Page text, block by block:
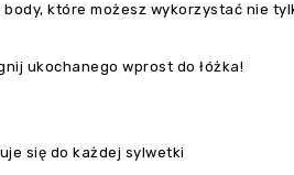
które możesz wykorzystać nie
ukochanego wprost do łóżka!
się do każdej sylwetki